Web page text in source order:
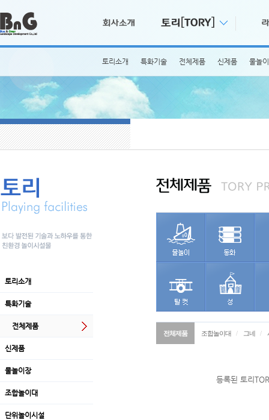
토리소개 특화기술 전체제품 신제품 물놀
토리소개
특화기술
전체제품
신제품
물놀이장
조합놀이대
단위놀이시설
전체제품 조합놀이대 / 그네 /
등록된 토리